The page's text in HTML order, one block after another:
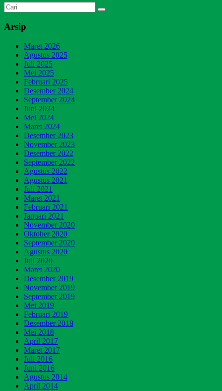
Arsip
Maret 2026
Agustus 2025
Juli 2025
Mei 2025
Februari 2025
Desember 2024
September 2024
Juni 2024
Mei 2024
Maret 2024
Desember 2023
November 2023
Desember 2022
September 2022
Agustus 2022
Agustus 2021
Juli 2021
Maret 2021
Februari 2021
Januari 2021
November 2020
Oktober 2020
September 2020
Agustus 2020
Juli 2020
Maret 2020
Desember 2019
November 2019
September 2019
Mei 2019
Februari 2019
Desember 2018
Mei 2018
April 2017
Maret 2017
Juli 2016
Juni 2016
Agustus 2014
April 2014